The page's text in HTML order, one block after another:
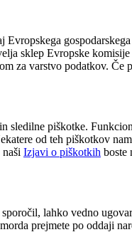
Evropskega
sklep Evropske
za varstvo podatkov.
sledilne piškotke.
od teh piškotkov
Izjavi o piškotkih boste
lahko vedno
prejmete po oddaji